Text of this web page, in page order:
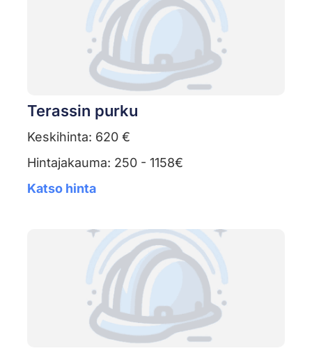
Terassin purku
Keskihinta: 620 €
Hintajakauma: 250 - 1158€
Katso hinta